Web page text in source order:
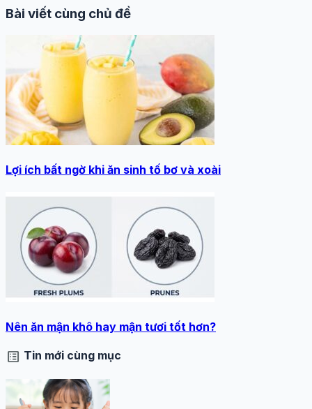
Bài viết cùng chủ đề
Lợi ích bất ngờ khi ăn sinh tố bơ và xoài
Nên ăn mận khô hay mận tươi tốt hơn?
list_alt Tin mới cùng mục